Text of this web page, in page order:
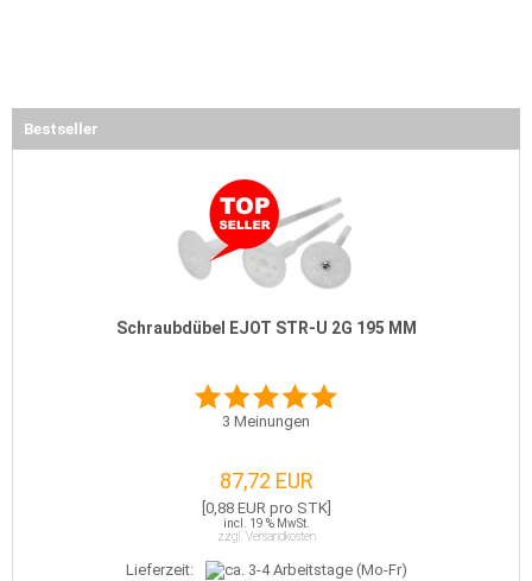
Bestseller
Schraubdübel EJOT STR-U 2G 195 MM
3 Meinungen
87,72 EUR
[0,88 EUR pro STK]
incl. 19 % MwSt.
zzgl. Versandkosten
Lieferzeit: